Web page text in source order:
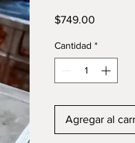
$749.00
Cantidad *
Agregar al